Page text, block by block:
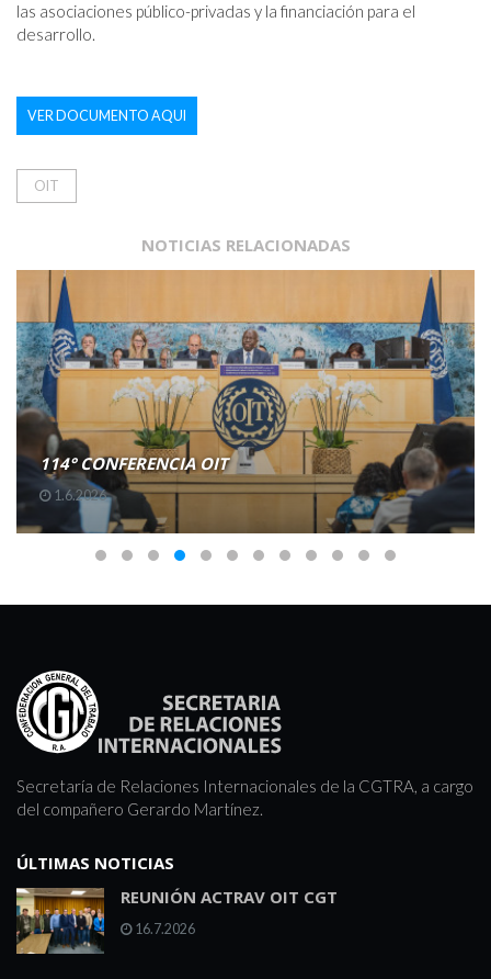
las asociaciones público-privadas y la financiación para el
desarrollo.
VER DOCUMENTO AQUI
OIT
NOTICIAS RELACIONADAS
114° CONFERENCIA OIT
1.6.2026
Secretaría de Relaciones Internacionales de la CGTRA, a cargo
del compañero Gerardo Martínez.
ÚLTIMAS NOTICIAS
REUNIÓN ACTRAV OIT CGT
16.7.2026